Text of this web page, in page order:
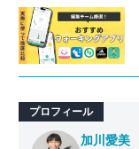
プロフィール
加川愛美